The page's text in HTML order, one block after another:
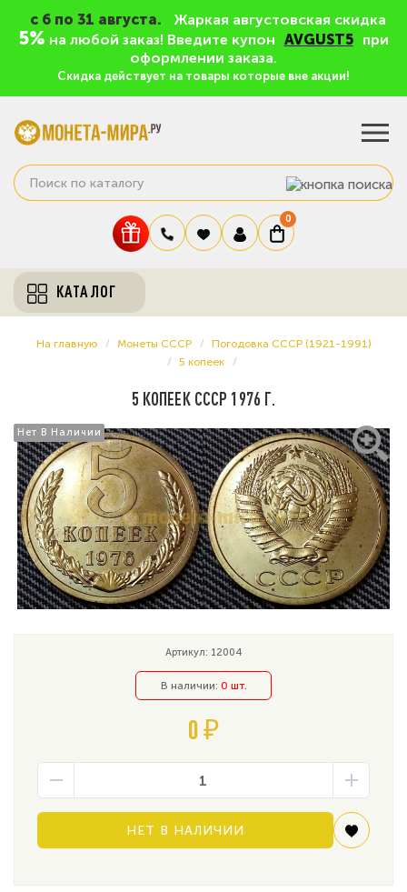
c 6 по 31 августа. Жаркая августовская скидка
5% на любой заказ! Введите купон AVGUST5
при
оформлении заказа.
Скидка действует на товары которые вне акции!
0
КАТАЛОГ
На главную Монеты СССР
Погодовка СССР (1921-1991)
5 копеек
5 КОПЕЕК СССР 1976 Г.
Нет В Наличии
Нет В Наличии
Артикул: 12004
В наличии: 0 шт.
0 ₽
НЕТ В НАЛИЧИИ